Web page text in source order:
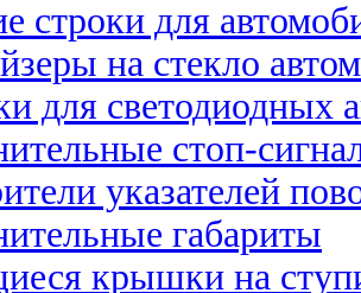
строки для
на стекло
для светодиодных
стоп-
указателей
габариты
крышки на